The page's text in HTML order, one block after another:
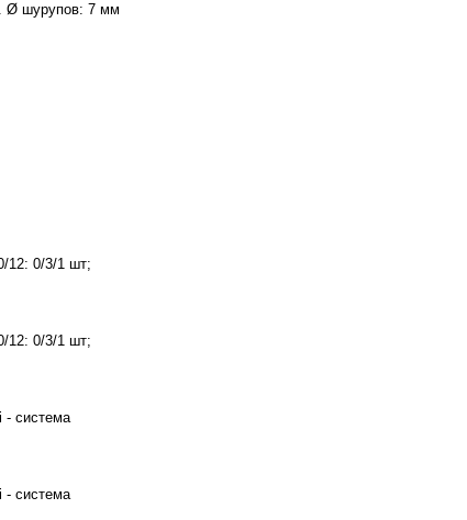
Ø шурупов: 7 мм
12: 0/3/1 шт;
12: 0/3/1 шт;
- система
- система